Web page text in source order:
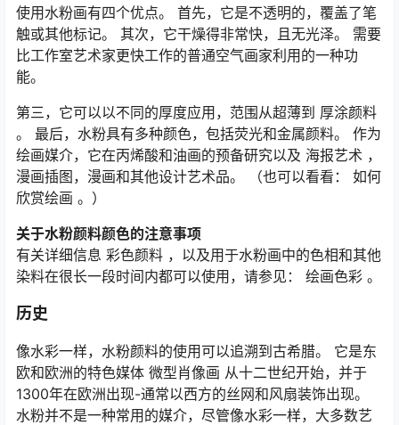
使用水粉画有四个优点。 首先，它是不透明的，覆盖了笔
触或其他标记。 其次，它干燥得非常快，且无光泽。 需要
比工作室艺术家更快工作的普通空气画家利用的一种功
能。
第三，它可以以不同的厚度应用，范围从超薄到 厚涂颜料
。 最后，水粉具有多种颜色，包括荧光和金属颜料。 作为
绘画媒介，它在丙烯酸和油画的预备研究以及 海报艺术 ，
漫画插图，漫画和其他设计艺术品。 （也可以看看： 如何
欣赏绘画 。）
关于水粉颜料颜色的注意事项
有关详细信息 彩色颜料 ，以及用于水粉画中的色相和其他
染料在很长一段时间内都可以使用，请参见： 绘画色彩 。
历史
像水彩一样，水粉颜料的使用可以追溯到古希腊。 它是东
欧和欧洲的特色媒体 微型肖像画 从十二世纪开始，并于
1300年在欧洲出现-通常以西方的丝网和风扇装饰出现。
水粉并不是一种常用的媒介，尽管像水彩一样，大多数艺